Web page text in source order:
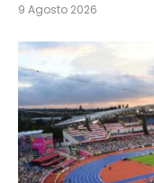
9 Agosto 2026